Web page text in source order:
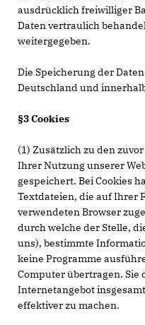
ausdrücklich freiwilliger
Daten vertraulich
weitergegeben.
Die Speicherung der
Deutschland und
§3 Cookies
(1) Zusätzlich zu den
Ihrer Nutzung unserer
gespeichert. Bei Cookies
Textdateien, die auf Ihrer
verwendeten Browser
durch welche der Stelle,
uns), bestimmte
keine Programme
Computer übertragen. Sie
Internetangebot
effektiver zu machen.